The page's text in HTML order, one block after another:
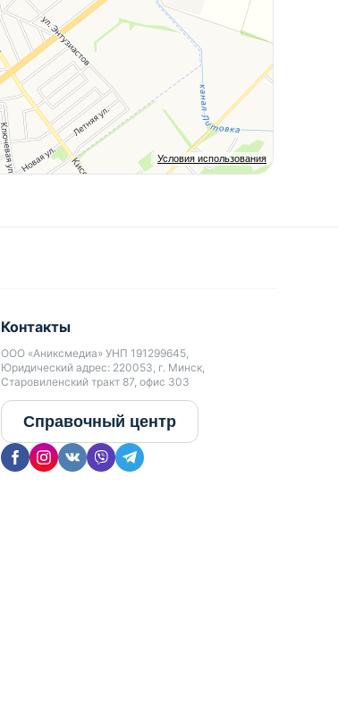
Условия использования
Контакты
ООО «Аниксмедиа» УНП 191299645,
Юридический адрес: 220053, г. Минск,
Старовиленский тракт 87, офис 303
Справочный центр